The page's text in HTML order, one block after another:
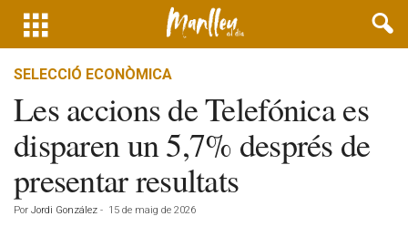
SELECCIÓ ECONÒMICA
Les accions de Telefónica es
disparen un 5,7% després de
presentar resultats
Por Jordi González - 15 de maig de 2026